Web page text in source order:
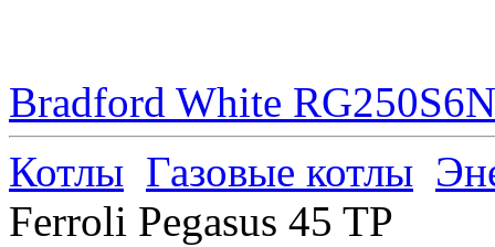
Bradford White
Котлы Газовые котлы
Ferroli Pegasus 45 TP